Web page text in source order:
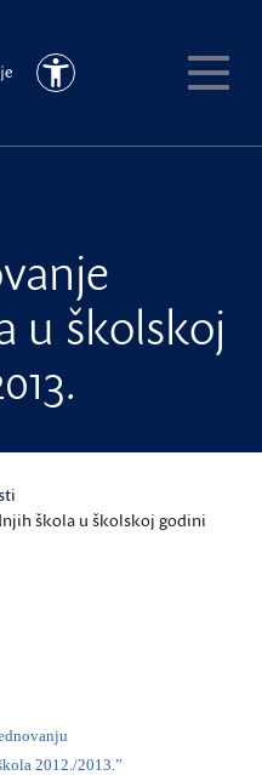
Pristupačnost
u školskoj
škola u školskoj godini
2012./2013.”